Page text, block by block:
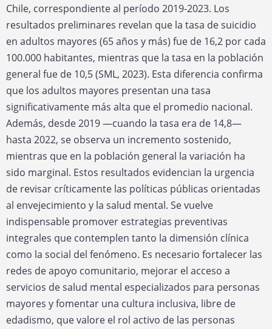
Chile, correspondiente al período 2019-2023. Los
resultados preliminares revelan que la tasa de suicidio
en adultos mayores (65 años y más) fue de 16,2 por cada
100.000 habitantes, mientras que la tasa en la población
general fue de 10,5 (SML, 2023). Esta diferencia confirma
que los adultos mayores presentan una tasa
significativamente más alta que el promedio nacional.
Además, desde 2019 —cuando la tasa era de 14,8—
hasta 2022, se observa un incremento sostenido,
mientras que en la población general la variación ha
sido marginal. Estos resultados evidencian la urgencia
de revisar críticamente las políticas públicas orientadas
al envejecimiento y la salud mental. Se vuelve
indispensable promover estrategias preventivas
integrales que contemplen tanto la dimensión clínica
como la social del fenómeno. Es necesario fortalecer las
redes de apoyo comunitario, mejorar el acceso a
servicios de salud mental especializados para personas
mayores y fomentar una cultura inclusiva, libre de
edadismo, que valore el rol activo de las personas